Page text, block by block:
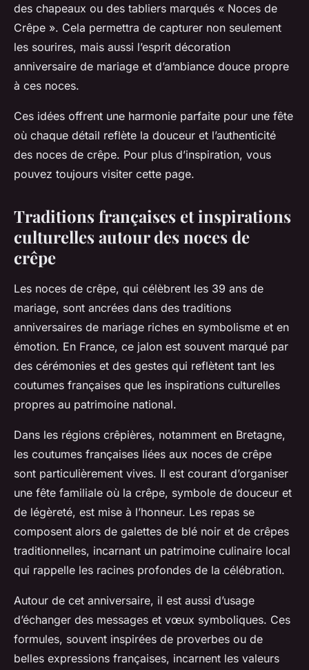
des chapeaux ou des tabliers marqués « Noces de
Crêpe ». Cela permettra de capturer non seulement
les sourires, mais aussi l’esprit décoration
anniversaire de mariage et d’ambiance douce propre
à ces noces.
Ces idées offrent une harmonie parfaite pour une fête
où chaque détail reflète la douceur et l’authenticité
des noces de crêpe. Pour plus d’inspiration, vous
pouvez toujours visiter cette page.
Traditions françaises et inspirations
culturelles autour des noces de
crêpe
Les noces de crêpe, qui célèbrent les 39 ans de
mariage, sont ancrées dans des traditions
anniversaires de mariage riches en symbolisme et en
émotion. En France, ce jalon est souvent marqué par
des cérémonies et des gestes qui reflètent tant les
coutumes françaises que les inspirations culturelles
propres au patrimoine national.
Dans les régions crêpières, notamment en Bretagne,
les coutumes françaises liées aux noces de crêpe
sont particulièrement vives. Il est courant d’organiser
une fête familiale où la crêpe, symbole de douceur et
de légèreté, est mise à l’honneur. Les repas se
composent alors de galettes de blé noir et de crêpes
traditionnelles, incarnant un patrimoine culinaire local
qui rappelle les racines profondes de la célébration.
Autour de cet anniversaire, il est aussi d’usage
d’échanger des messages et vœux symboliques. Ces
formules, souvent inspirées de proverbes ou de
belles expressions françaises, incarnent les valeurs